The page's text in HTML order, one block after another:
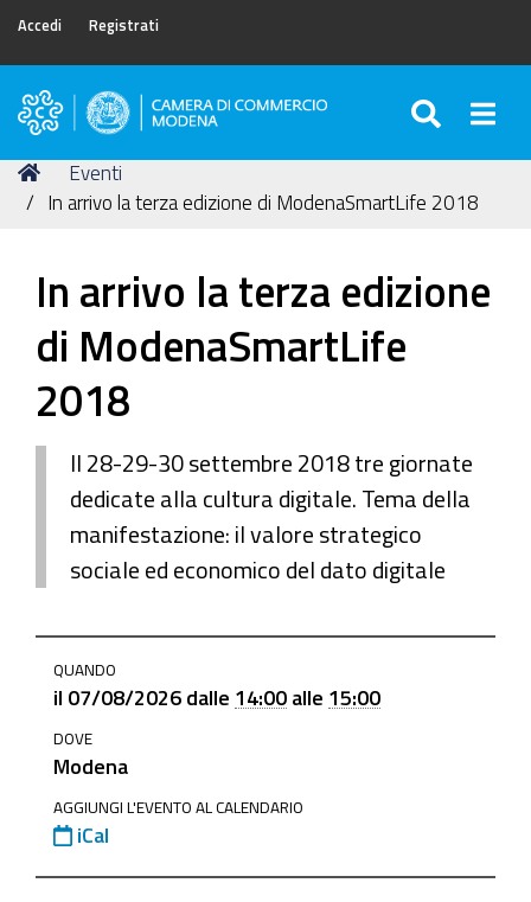
Accedi Registrati
Camera
Commercio
di
Tu
sei
Home
Eventi
In arrivo la terza edizione di ModenaSmartLife 2018
In arrivo la terza edizione
di ModenaSmartLife
2018
Il 28-29-30 settembre 2018 tre giornate
dedicate alla cultura digitale. Tema della
manifestazione: il valore strategico
sociale ed economico del dato digitale
arrivo-
terza-
edizione-
di-
modenasmartlife-
2018
QUANDO
il 07/08/2026 dalle 14:00 alle 15:00
DOVE
Modena
AGGIUNGI L'EVENTO AL CALENDARIO
iCal